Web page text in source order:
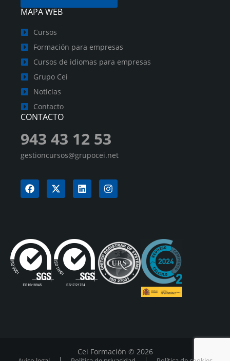
MAPA WEB
Cursos
Formación para empresas
Cursos de idiomas para empresas
Grupo Cei
Noticias
Contacto
CONTACTO
943 43 12 53
gestioncursos@grupocei.net
Cei Formación © 2026